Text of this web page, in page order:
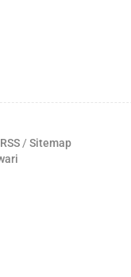
RSS/ Sitemap